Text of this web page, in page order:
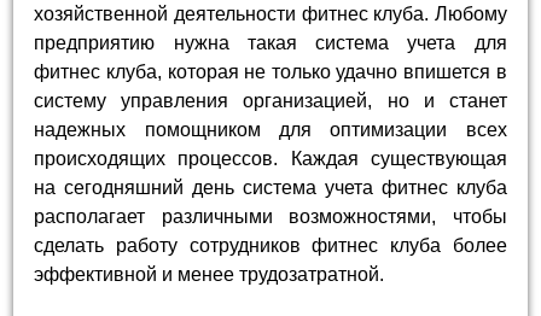
хозяйственной деятельности фитнес клуба. Любому
предприятию нужна такая система учета для
фитнес клуба, которая не только удачно впишется в
систему управления организацией, но и станет
надежных помощником для оптимизации всех
происходящих процессов. Каждая существующая
на сегодняшний день система учета фитнес клуба
располагает различными возможностями, чтобы
сделать работу сотрудников фитнес клуба более
эффективной и менее трудозатратной.